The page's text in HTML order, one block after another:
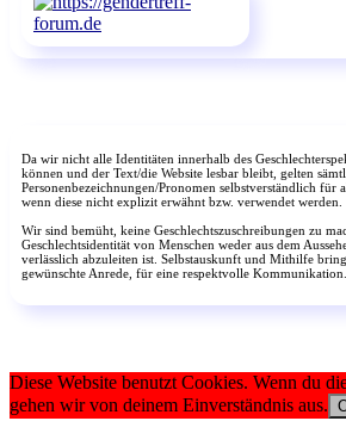
Da wir nicht alle Identitäten innerhalb des
können und der Text/die Website lesbar bleibt, gelten
Personenbezeichnungen/Pronomen selbstverständlich für
wenn diese nicht explizit erwähnt bzw. verwendet werden.
Wir sind bemüht, keine Geschlechtszuschreibungen zu
Geschlechtsidentität von Menschen weder aus dem
verlässlich abzuleiten ist. Selbstauskunft und Mithilfe
gewünschte Anrede, für eine respektvolle Kommunikation.
Diese Website benutzt Cookies. Wenn du
gehen wir von deinem Einverständnis aus.